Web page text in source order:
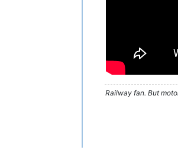
Railway fan. But